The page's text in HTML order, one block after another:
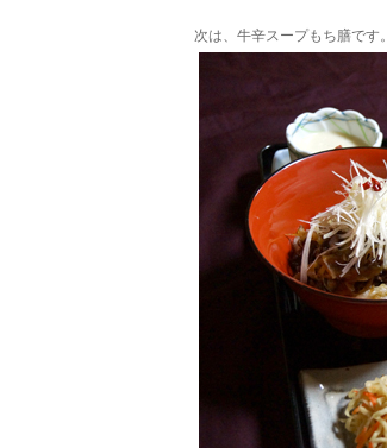
次は、牛辛スープもち膳です。